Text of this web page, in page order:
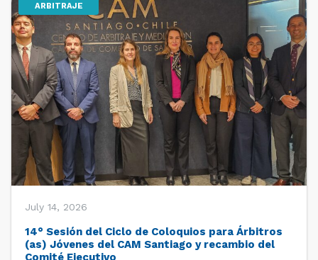
ARBITRAJE
July 14, 2026
14° Sesión del Ciclo de Coloquios para Árbitros
(as) Jóvenes del CAM Santiago y recambio del
Comité Ejecutivo